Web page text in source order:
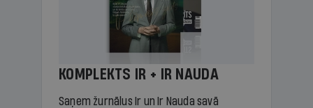
KOMPLEKTS IR + IR NAUDA
Saņem žurnālus Ir un Ir Nauda savā